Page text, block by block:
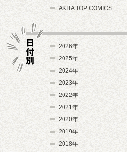
AKITA TOP COMICS
2026年
2025年
2024年
2023年
2022年
2021年
2020年
2019年
2018年